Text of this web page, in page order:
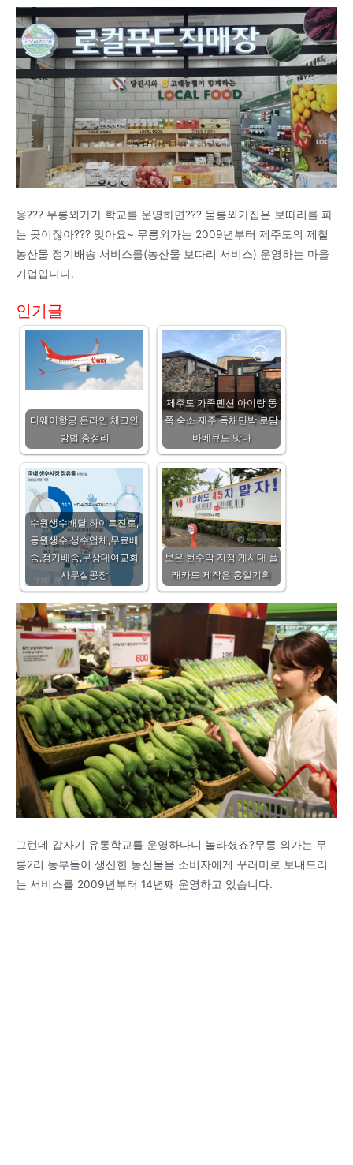
응??? 무릉외가가 학교를 운영하면??? 물릉외가집은 보따리를 파
는 곳이잖아??? 맞아요~ 무릉외가는 2009년부터 제주도의 제철
농산물 정기배송 서비스를(농산물 보따리 서비스) 운영하는 마을
기업입니다.
인기글
티웨이항공 온라인 체크인
방법 총정리
제주도 가족펜션 아이랑 동
쪽 숙소 제주 독채민박 로담
바베큐도 맛나
수원생수배달 하이트진로,
동원생수,생수업체,무료배
송,정기배송,무상대여교회
사무실공장
보은 현수막 지정 게시대 플
래카드 제작은 홍일기획
그런데 갑자기 유통학교를 운영하다니 놀라셨죠?무릉 외가는 무
릉2리 농부들이 생산한 농산물을 소비자에게 꾸러미로 보내드리
는 서비스를 2009년부터 14년째 운영하고 있습니다.